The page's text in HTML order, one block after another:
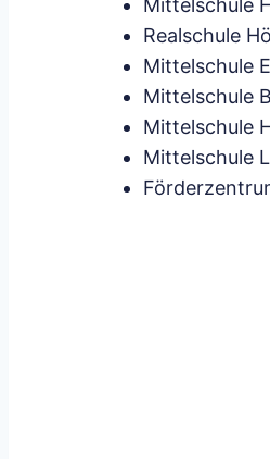
Mittelschule
Realschule
Mittelschule
Mittelschule
Mittelschule
Mittelschule